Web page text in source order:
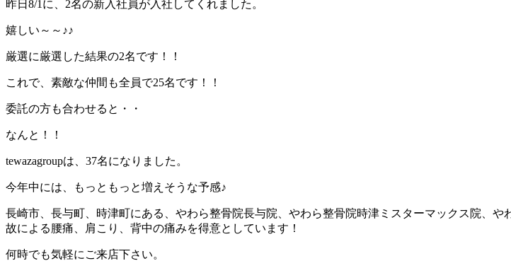
昨日8/1に、2名の新入社員が入社してくれました。
嬉しい～～♪♪
厳選に厳選した結果の2名です！！
これで、素敵な仲間も全員で25名です！！
委託の方も合わせると・・
なんと！！
tewazagroupは、37名になりました。
今年中には、もっともっと増えそうな予感♪
長崎市、長与町、時津町にある、やわら整骨院長与院、やわら整骨院時津ミスターマックス院、
故による腰痛、肩こり、背中の痛みを得意としています！
何時でも気軽にご来店下さい。